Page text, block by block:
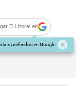
El Litoral en
preferidos en Google